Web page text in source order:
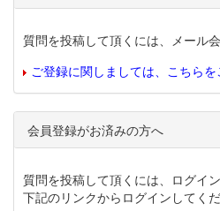
質問を投稿して頂くには、メール
ご登録に関しましては、こちらを
会員登録がお済みの方へ
質問を投稿して頂くには、ログイン
下記のリンクからログインしてくだ